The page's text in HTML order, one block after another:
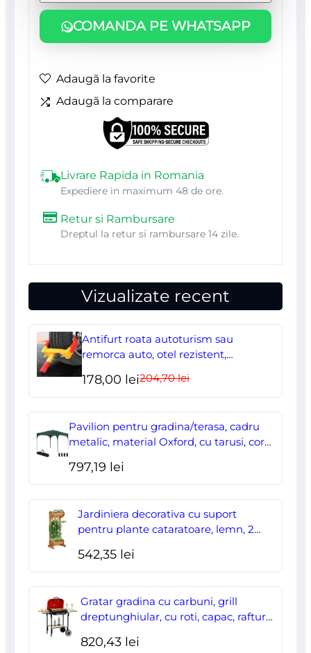
Livrare Rapida in Romania
Expediere in maximum 48 de ore.
Retur si Rambursare
Dreptul la retur si rambursare 14 zile.
COMANDA PE WHATSAPP
de
gaurit
sistem
de
Pro
Adaugă la favorite
Adaugă la comparare
Vizualizate recent
Antifurt roata autoturism sau
remorca auto, otel rezistent,
204,70leiPrețul
a
fost:
178,00 lei
Prețul
este:
178,00 lei.
Pavilion pentru gradina/terasa, cadru
metalic, material Oxford, cu tarusi, corzi
2.95×2.95×2.55 m
797,19 lei
Jardiniera decorativa cu suport
pentru plante cataratoare, lemn, 2
542,35 lei
Gratar gradina cu carbuni, grill
dreptunghiular, cu roti, capac, rafturi,
820,43 lei